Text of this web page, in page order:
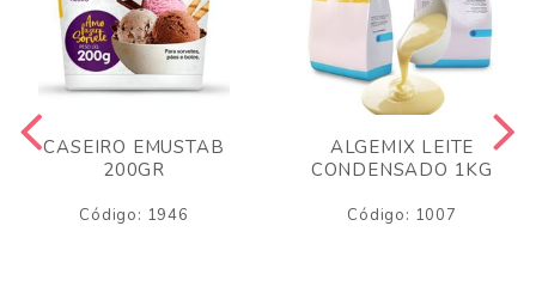
CASEIRO EMUSTAB
200GR
Código: 1946
ALGEMIX LEITE
CONDENSADO 1KG
Código: 1007